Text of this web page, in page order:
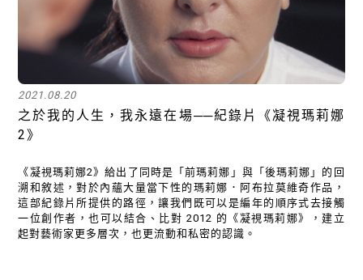
2021.08.20
之於我的人生，我永遠在場──紀錄片《凝視瑪莉娜
2》
《凝視瑪莉娜2》給出了同時是「前瑪莉娜」與「後瑪莉娜」的回
溯和敘述，對於內蘊大量當下性的瑪莉娜．阿布拉莫維奇作品，
這部紀錄片所提供的路徑，讓我們既可以是編年的順序式去接觸
一位創作者，也可以結合、比對 2012 的《凝視瑪莉娜》，建立
起對藝術家更多層次，也更流動和私密的認識。